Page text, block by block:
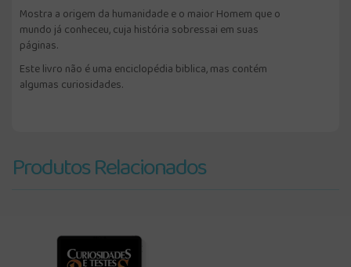
Mostra a origem da humanidade e o maior Homem que o
mundo já conheceu, cuja história sobressai em suas
páginas.
Este livro não é uma enciclopédia biblica, mas contém
algumas curiosidades.
Produtos Relacionados